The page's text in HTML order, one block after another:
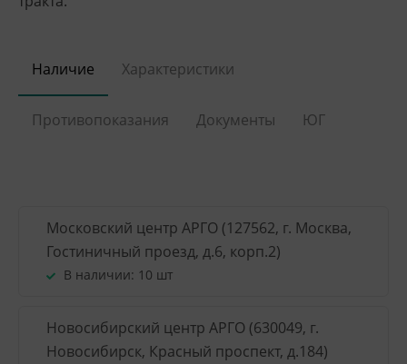
Наличие Характеристики
Противопоказания Документы ЮГ
Московский центр АРГО (127562, г. Москва,
Гостиничный проезд, д.6, корп.2)
В наличии: 10 шт
Новосибирский центр АРГО (630049, г.
Новосибирск, Красный проспект, д.184)